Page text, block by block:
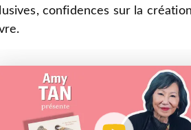
confidences sur la